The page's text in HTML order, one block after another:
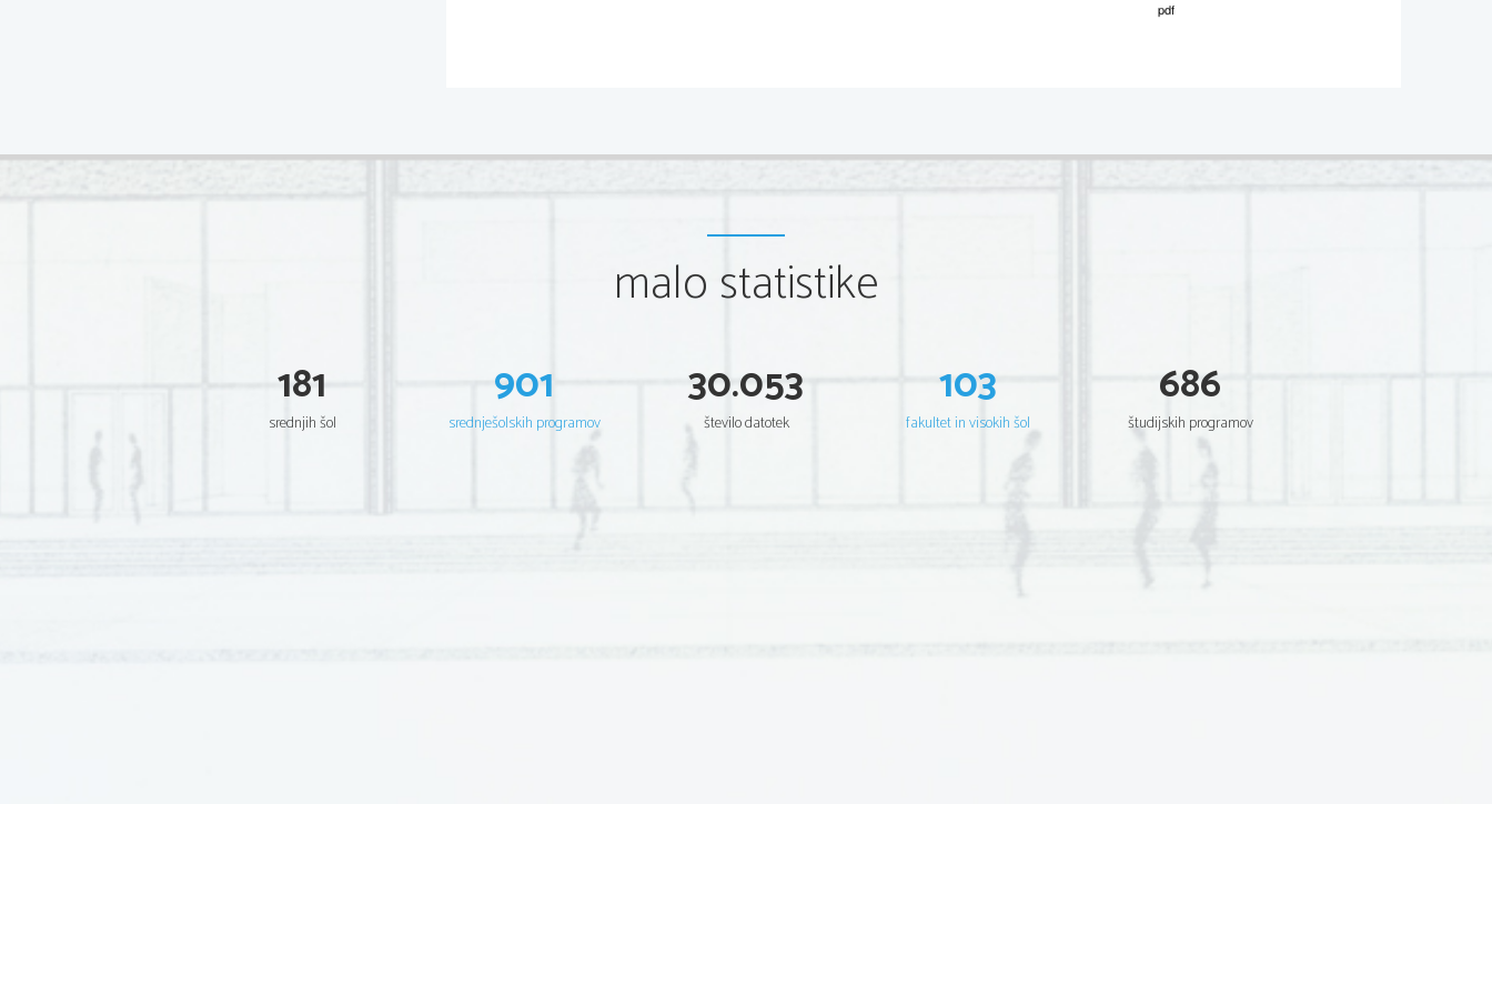
What is Group  7A  trying  to do ?
What is surprising  abo ut t el lin g t ime?
Who is in charg e of time standar ds?
What is used i n a ir na v igat i on to  a voi d confusio n b et w een  different timescales?
malo statistike
181
srednjih šol
901
srednješolskih programov
30.053
število datotek
103
fakultet in visokih šol
686
študijskih programov